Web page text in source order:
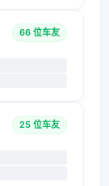
66 位车友
25 位车友